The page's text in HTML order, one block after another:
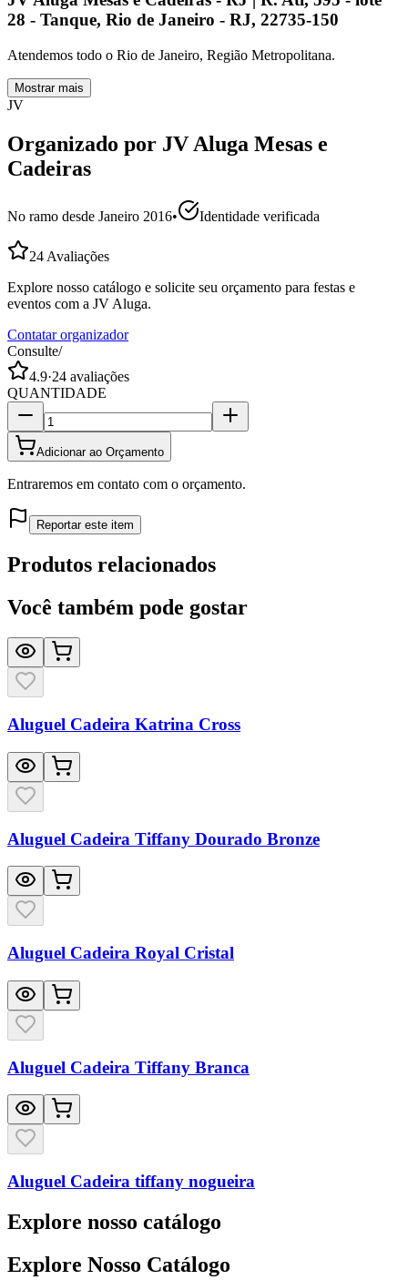
28 - Tanque, Rio de Janeiro - RJ, 22735-150
Atendemos todo o Rio de Janeiro, Região Metropolitana.
Mostrar mais
JV
Organizado por JV Aluga Mesas e
Cadeiras
No ramo desde Janeiro 2016• Identidade verificada
24 Avaliações
Explore nosso catálogo e solicite seu orçamento para festas e
eventos com a JV Aluga.
Contatar organizador
Consulte/
4.9·24 avaliações
QUANTIDADE
Adicionar ao Orçamento
Entraremos em contato com o orçamento.
Reportar este item
Produtos relacionados
Você também pode gostar
Aluguel Cadeira Katrina Cross
Aluguel Cadeira Tiffany Dourado Bronze
Aluguel Cadeira Royal Cristal
Aluguel Cadeira Tiffany Branca
Aluguel Cadeira tiffany nogueira
Explore nosso catálogo
Explore Nosso Catálogo